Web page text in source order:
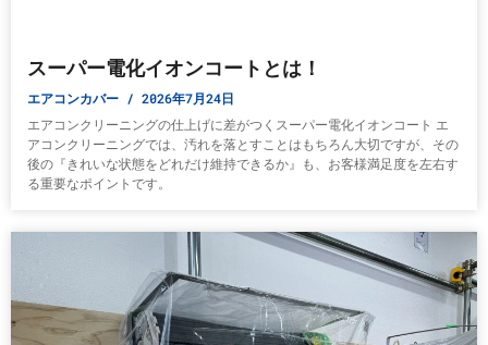
スーパー電化イオンコートとは！
エアコンカバー 2026年7月24日
エアコンクリーニングの仕上げに差がつくスーパー電化イオンコート エ
アコンクリーニングでは、汚れを落とすことはもちろん大切ですが、その
後の『きれいな状態をどれだけ維持できるか』も、お客様満足度を左右す
る重要なポイントです。